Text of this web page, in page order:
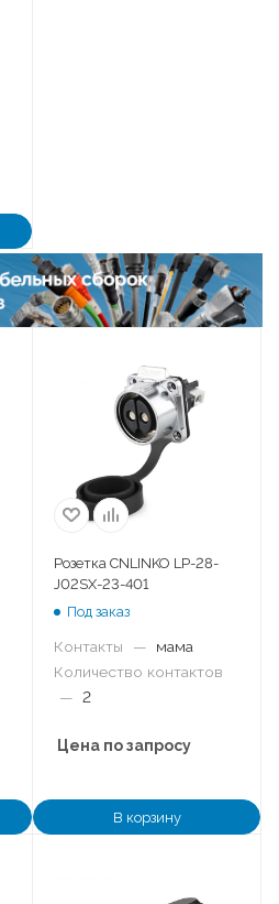
Розетка CNLINKO LP-28-
J02SX-23-401
Под заказ
Контакты —
мама
Количество контактов
— 2
Цена по запросу
В корзину